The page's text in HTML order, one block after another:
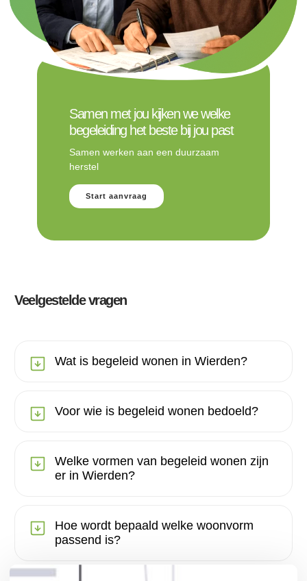
Samen met jou kijken we welke
begeleiding het beste bij jou past
Samen werken aan een duurzaam
herstel
Start aanvraag
Veelgestelde vragen
Wat is begeleid wonen in Wierden?
Voor wie is begeleid wonen bedoeld?
Welke vormen van begeleid wonen zijn
er in Wierden?
Hoe wordt bepaald welke woonvorm
passend is?